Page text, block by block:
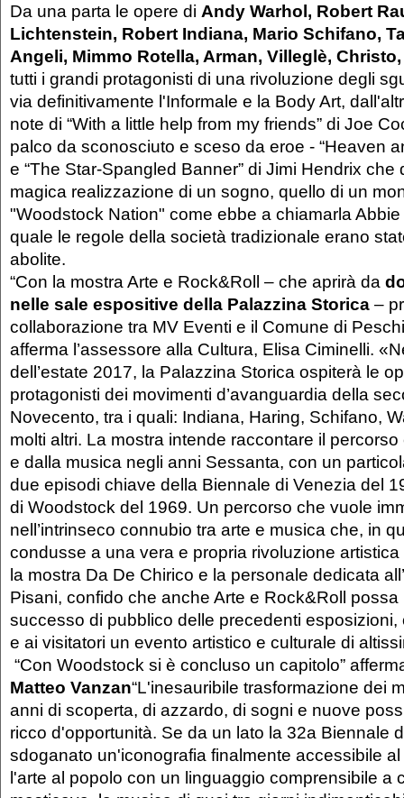
Da una parta le opere di Andy Warhol, Robert
Lichtenstein, Robert Indiana, Mario Schifano,
Angeli, Mimmo Rotella, Arman, Villeglè,
tutti i grandi protagonisti di una rivoluzione degli
via definitivamente l'Informale e la Body Art,
note di “With a little help from my friends” di Joe
palco da sconosciuto e sceso da eroe - “Heaven
e “The Star-Spangled Banner” di Jimi Hendrix che
magica realizzazione di un sogno, quello di un
"Woodstock Nation" come ebbe a chiamarla
quale le regole della società tradizionale erano
abolite.
“Con la mostra Arte e Rock&Roll – che aprirà da
nelle sale espositive della Palazzina Storica –
collaborazione tra MV Eventi e il Comune di
afferma l’assessore alla Cultura, Elisa Ciminelli.
dell’estate 2017, la Palazzina Storica ospiterà le
protagonisti dei movimenti d’avanguardia della
Novecento, tra i quali: Indiana, Haring, Schifano,
molti altri. La mostra intende raccontare il percorso
e dalla musica negli anni Sessanta, con un
due episodi chiave della Biennale di Venezia del
di Woodstock del 1969. Un percorso che vuole
nell’intrinseco connubio tra arte e musica che, in
condusse a una vera e propria rivoluzione
la mostra Da De Chirico e la personale dedicata
Pisani, confido che anche Arte e Rock&Roll possa
successo di pubblico delle precedenti esposizioni,
e ai visitatori un evento artistico e culturale di
“Con Woodstock si è concluso un capitolo”
Matteo Vanzan“L'inesauribile trasformazione dei
anni di scoperta, di azzardo, di sogni e nuove
ricco d'opportunità. Se da un lato la 32a Biennale
sdoganato un'iconografia finalmente accessibile
l'arte al popolo con un linguaggio comprensibile a